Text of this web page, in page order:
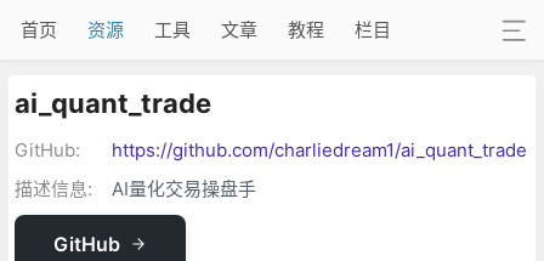
首页 资源 工具 文章 教程 栏目
ai_quant_trade
GitHub:
https://github.com/charliedream1/ai_quant_trade
描述信息:
AI量化交易操盘手
GitHub